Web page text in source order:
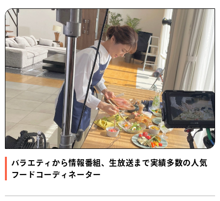
バラエティから情報番組、生放送まで実績多数の人気
フードコーディネーター